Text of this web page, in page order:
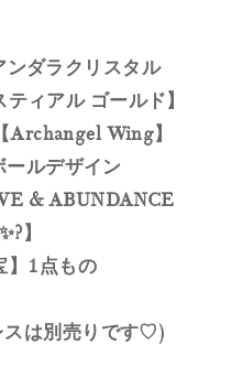
ンダラクリスタル
ィアル ゴールド】
Wing】
ルデザイン
& ABUNDANCE
】
】1点もの
スは別売りです♡)